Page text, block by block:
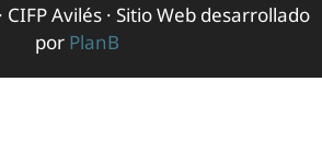
Avilés · Sitio Web desarrollado
por PlanB